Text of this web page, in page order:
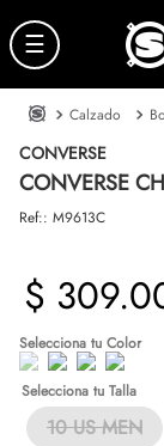
☰
Calzado
CONVERSE
CONVERSE
Ref:: M9613C
$ 309.
Talla
10 US MEN